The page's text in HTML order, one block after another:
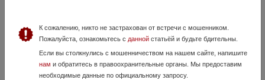
Burris Signature Select 6-24x44
26 Июня, в 16:06
36 600 руб.
Санкт-Петербург
К сожалению, никто не застрахован от встречи с мошенником.
Пожалуйста, ознакомьтесь с даннойстатьёй и будьте бдительны.
Если вы столкнулись с мошенничеством на нашем сайте, напишите
нам и обратитесь в правоохранительные органы. Мы предоставим
необходимые данные по официальному запросу.